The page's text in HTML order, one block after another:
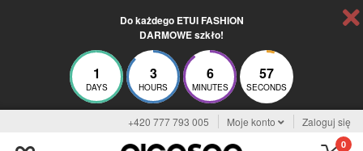
Do każdego ETUI FASHION
DARMOWE szkło!
1
DAYS
3
HOURS
6
MINUTES
57
SECONDS
+420 777 793 005 Moje konto Zaloguj się
0